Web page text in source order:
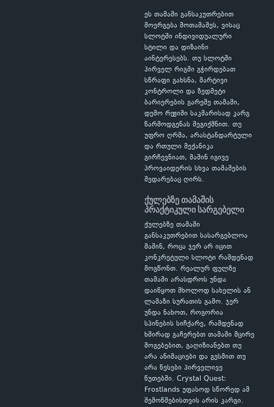
ეს თამაში განსაკუთრებით
მოერგება მოთამაშეს, ვისაც
სლოტში ინდივიდუალური
სტილი და დიზაინი
აინტერესებს. თუ სლოტში
პირველ რიგში გჭირდებათ
სწრაფი გახსნა, მარტივი
კონტროლი და ზედმეტი
ბარიერების გარეშე თამაში,
დემო რეჟიმი საკმარისად კარგ
წარმოდგენას შეგიქმნით. თუ
უფრო ღრმა, არასტანდარტული
და რთული მექანიკა
გირჩევნიათ, მაშინ იგივე
პროვაიდერის სხვა თამაშების
შედარებაც ღირს.
ქულებზე თამაშის
პრაქტიკული სარგებელი
ქულებზე თამაში
განსაკუთრებით სასარგებლოა
მაშინ, როცა ჯერ არ იცით
კონკრეტული სლოტი რამდენად
მოგწონთ. რეალურ ფულზე
თამაში არასდროს უნდა
დაიწყოთ მხოლოდ სახელის ან
ლამაზი სურათის გამო. ჯერ
უნდა ნახოთ, როგორია
სპინების სიჩქარე, რამდენად
ხშირად გაჩერებთ თამაში მცირე
მოგებებით, გაღიზიანებთ თუ
არა ანიმაციები და გესმით თუ
არა წესები პირველივე
წუთებში. Crystal Quest:
Frostlands უფასოდ სწორედ ამ
შემოწმებისთვის არის კარგი.